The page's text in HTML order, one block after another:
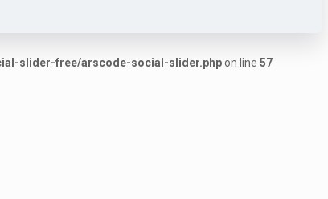
slider-free/arscode-social-slider.phpon line 57